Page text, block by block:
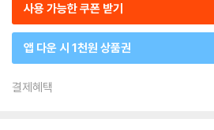
사용 가능한 쿠폰 받기
앱 다운 시 1천원 상품권
결제혜택